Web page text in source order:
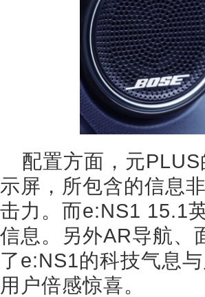
配置方面，元
示屏，所包含的信息
击力。而e:NS1 15.1
信息。另外AR导航、
了e:NS1的科技气息
用户倍感惊喜。